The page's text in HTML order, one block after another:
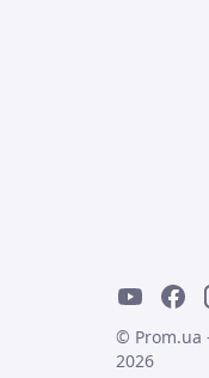
© Prom.ua
2026